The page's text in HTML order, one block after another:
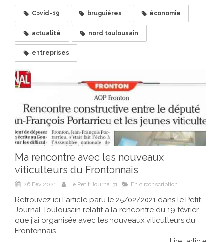
Covid-19 bruguiéres économie
actualité nord toulousain
entreprises
Ma rencontre avec les nouveaux
viticulteurs du Frontonnais
26 Fév 2021 Le Petit Journal 31 En circonscription
Retrouvez ici l'article paru le 25/02/2021 dans le Petit
Journal Toulousain relatif à la rencontre du 19 février
que j'ai organisée avec les nouveaux viticulteurs du
Frontonnais.